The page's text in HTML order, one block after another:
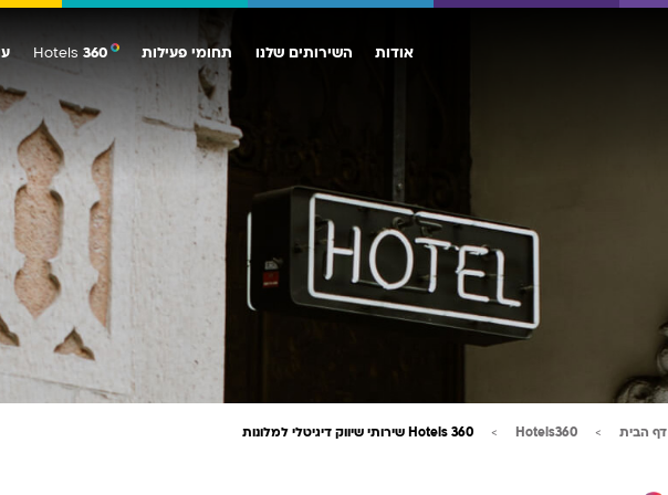
אודות
סיפורי הצלחה
השירותים שלנו
Data & Analytics
Web Analytics
ORM
Optimization
CRO
UX
כל השירותים
תחומי פעילות
מלונות ותיירות
מסחר אלקטרוני
שיווק B2B
כל תחומי הפעילות
Hotels 360
דף הבית Hotels360 Hotels 360 שירותי שיווק דיגיטלי למלונות